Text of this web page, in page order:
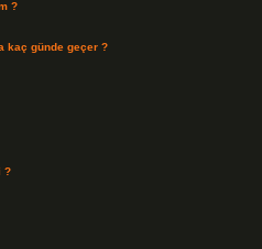
?
kaç günde geçer ?
?